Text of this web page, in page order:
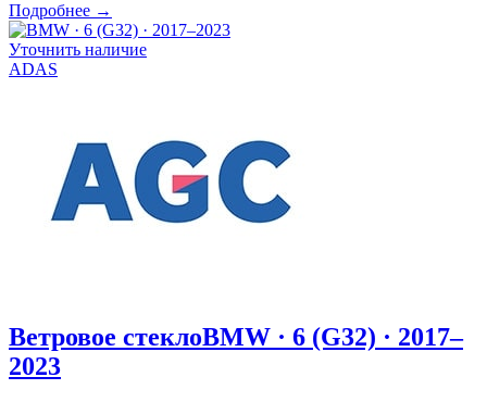
Подробнее →
Уточнить наличие
ADAS
Ветровое стеклоBMW · 6 (G32) · 2017–
2023